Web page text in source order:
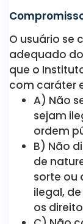
O usuário se
adequado
que o
com caráter
A) Não
sejam
ordem
B) Não
de
sorte ou
ilegal,
os